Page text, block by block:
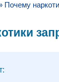
Почему